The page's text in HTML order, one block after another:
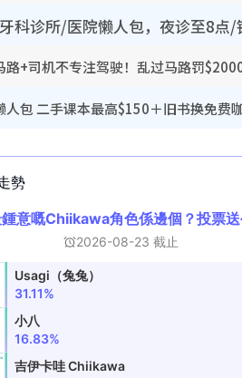
科诊所/医院懒人包，夜诊至8点
+司机不专注驾驶！乱过马路罚
包 二手课本最高$150＋旧书换免费